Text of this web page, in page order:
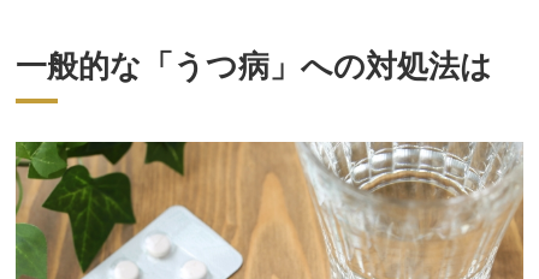
一般的な「うつ病」への対処法は